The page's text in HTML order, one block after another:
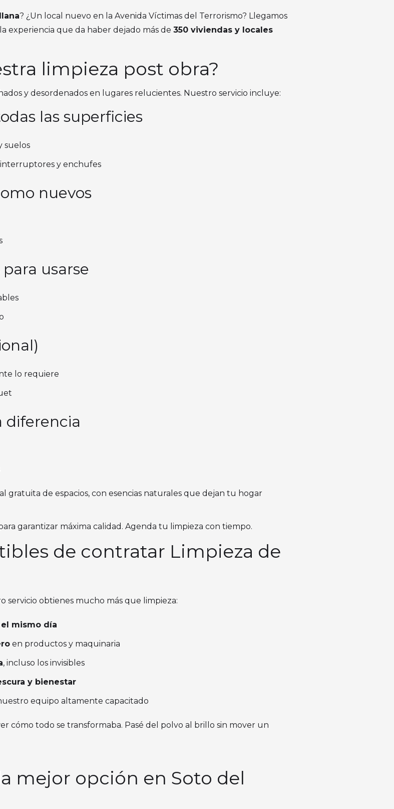
? ¿Un local nuevo en la Avenida Víctimas del Terrorismo? Llegamos
experiencia que da haber dejado más de 350 viviendas y locales
limpieza post obra?
y desordenados en lugares relucientes. Nuestro servicio incluye:
las superficies
suelos
y enchufes
nuevos
usarse
lo requiere
diferencia
gratuita de espacios, con esencias naturales que dejan tu hogar
garantizar máxima calidad. Agenda tu limpieza con tiempo.
de contratar Limpieza de
servicio obtienes mucho más que limpieza:
mismo día
en productos y maquinaria
, incluso los invisibles
y bienestar
equipo altamente capacitado
cómo todo se transformaba. Pasé del polvo al brillo sin mover un
mejor opción en Soto del